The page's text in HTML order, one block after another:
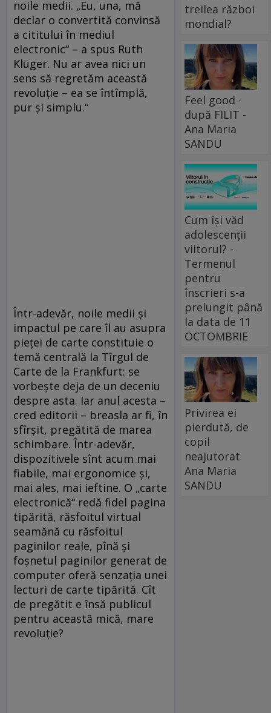
noile medii. „Eu, una, mă
declar o convertită convinsă
a cititului în mediul
electronic“ – a spus Ruth
Klüger. Nu ar avea nici un
sens să regretăm această
revoluţie – ea se întîmplă,
pur şi simplu.“
Într-adevăr, noile medii şi
impactul pe care îl au asupra
pieţei de carte constituie o
temă centrală la Tîrgul de
Carte de la Frankfurt: se
vorbeşte deja de un deceniu
despre asta. Iar anul acesta –
cred editorii – breasla ar fi, în
sfîrşit, pregătită de marea
schimbare. Într-adevăr,
dispozitivele sînt acum mai
fiabile, mai ergonomice şi,
mai ales, mai ieftine. O „carte
electronică“ redă fidel pagina
tipărită, răsfoitul virtual
seamănă cu răsfoitul
paginilor reale, pînă şi
foşnetul paginilor generat de
computer oferă senzaţia unei
lecturi de carte tipărită. Cît
de pregătit e însă publicul
pentru această mică, mare
revoluţie?
treilea război
mondial?
Feel good -
după FILIT -
Ana Maria
SANDU
Cum își văd
adolescenții
viitorul? -
Termenul
pentru
înscrieri s-a
prelungit până
la data de 11
OCTOMBRIE
Privirea ei
pierdută, de
copil
neajutorat
Ana Maria
SANDU